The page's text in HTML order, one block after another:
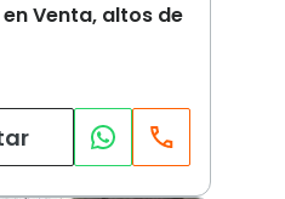
Venta, altos de